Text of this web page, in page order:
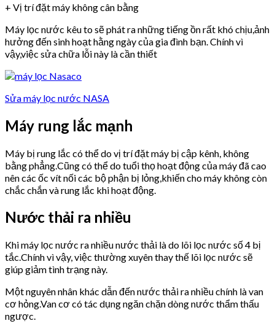
+ Vị trí đặt máy không cân bằng
Máy lọc nước kêu to sẽ phát ra những tiếng ồn rất khó chịu,ảnh
hưởng đến sinh hoạt hằng ngày của gia đình bạn. Chính vì
vậy,việc sửa chữa lỗi này là cần thiết
Sửa máy lọc nước NASA
Máy rung lắc mạnh
Máy bị rung lắc có thể do vị trí đặt máy bị cập kênh, không
bằng phẳng.Cũng có thể do tuổi thọ hoạt động của máy đã cao
nên các ốc vít nối các bộ phận bị lỏng,khiến cho máy không còn
chắc chắn và rung lắc khi hoạt động.
Nước thải ra nhiều
Khi máy lọc nước ra nhiều nước thải là do lõi lọc nước số 4 bị
tắc.Chính vì vậy, việc thường xuyên thay thế lõi lọc nước sẽ
giúp giảm tình trạng này.
Một nguyên nhân khác dẫn đến nước thải ra nhiều chính là van
cơ hỏng.Van cơ có tác dụng ngăn chặn dòng nước thẩm thấu
ngược.